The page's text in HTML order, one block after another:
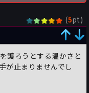
(5pt)
護ろうとする温かさと
が止まりませんでし